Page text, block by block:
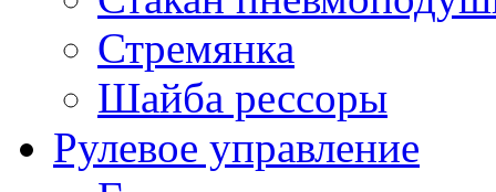
Стремянка
Шайба рессоры
Рулевое управление